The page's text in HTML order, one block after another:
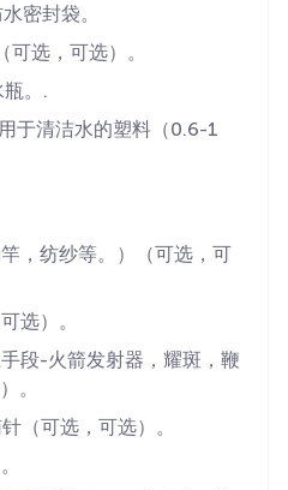
密封袋。
选，可选）。
。.
于清洁水的塑料（0.6-1
，纺纱等。）（可选，可
选）。
段-火箭发射器，耀斑，鞭
。
（可选，可选）。